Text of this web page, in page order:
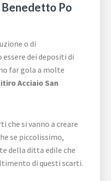
Benedetto Po
o di
dei depositi di
far gola a molte
Acciaio San
che si vanno a creare
se piccolissimo,
della ditta edile che
di questi scarti.